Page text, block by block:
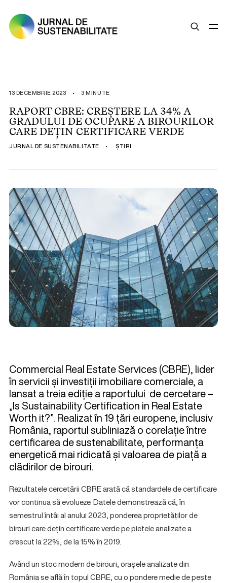
ȘTIRI
OPINII
ESG
LEGISLAȚIE
COMPANII SUSTENABILE
13 DECEMBRIE 2023 • 3 MINUTE
RAPORT CBRE: CREȘTERE LA 34% A
GRADULUI DE OCUPARE A BIROURILOR
CARE DEȚIN CERTIFICARE VERDE
JURNAL DE SUSTENABILITATE • ȘTIRI
Commercial Real Estate Services (CBRE), lider
în servicii și investiții imobiliare comerciale, a
lansat a treia ediție a raportului de cercetare –
„Is Sustainability Certification in Real Estate
Worth it?”. Realizat în 19 țări europene, inclusiv
România, raportul subliniază o corelație între
certificarea de sustenabilitate, performanța
energetică mai ridicată și valoarea de piață a
clădirilor de birouri.
Rezultatele cercetării CBRE arată că standardele de certificare
vor continua să evolueze. Datele demonstrează că, în
semestrul întâi al anului 2023, ponderea proprietăților de
birouri care dețin certificare verde pe piețele analizate a
crescut la 22%, de la 15% în 2019.
Având un stoc modern de birouri, orașele analizate din
România se află în topul CBRE, cu o pondere medie de peste